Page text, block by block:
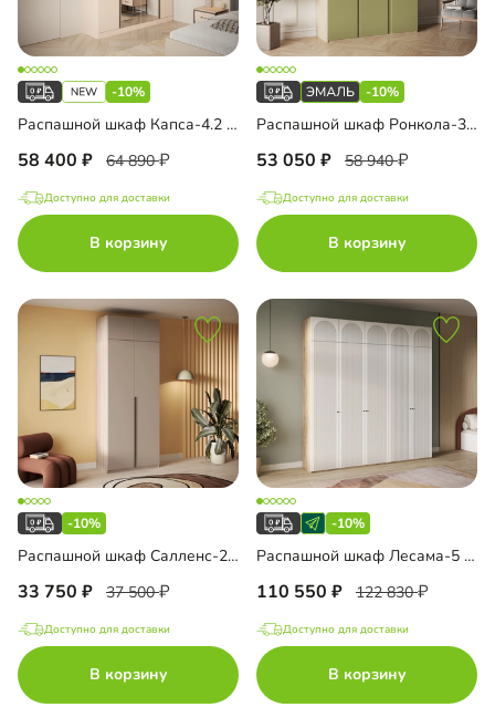
-10%
Распашной шкаф Капса-4.2 с зеркалом и антресолью
58 400 64 890
Доступно для доставки
В корзину
-10%
Распашной шкаф Ронкола-3 Эмаль
53 050 58 940
Доступно для доставки
В корзину
-10%
Распашной шкаф Салленс-2 Премиум с антресолью
33 750 37 500
Доступно для доставки
В корзину
-10%
Распашной шкаф Лесама-5 Декор 1 с антресолью
110 550 122 830
Доступно для доставки
В корзину